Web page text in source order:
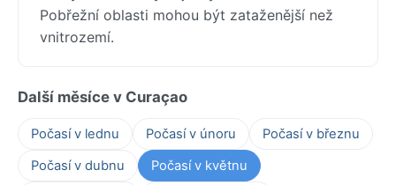
Pobřežní oblasti mohou být zataženější než
vnitrozemí.
Další měsíce v Curaçao
Počasí v lednu Počasí v únoru
Počasí v březnu
Počasí v dubnu
Počasí v květnu